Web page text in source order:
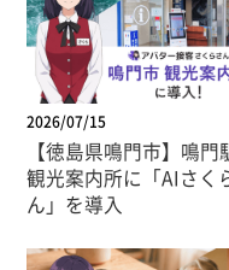
2026/07/15
【徳島県鳴門市】鳴門
観光案内所に「AIさく
ん」を導入